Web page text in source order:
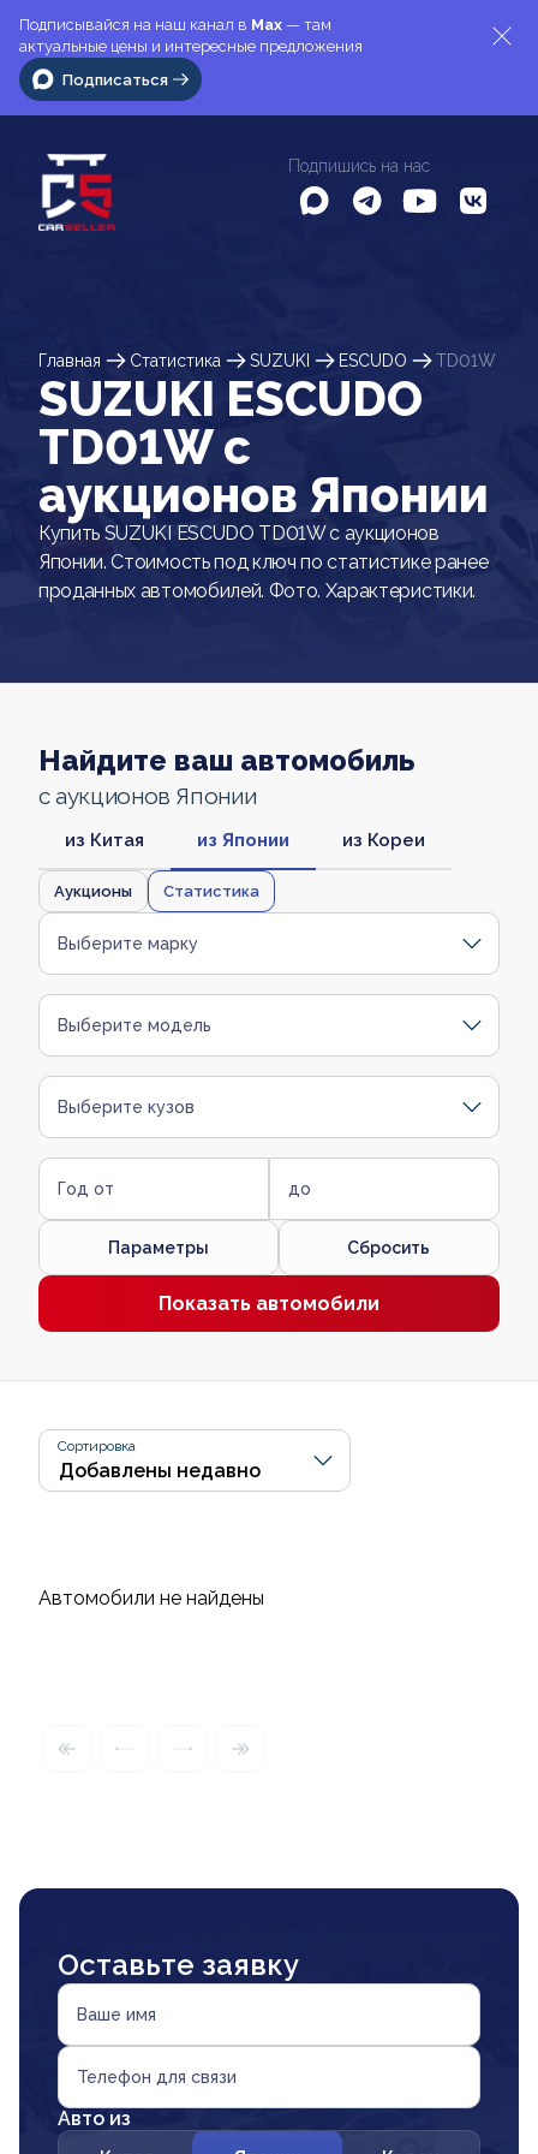
Подписывайся на наш канал в Max — там
актуальные цены и интересные предложения
Подписаться
Подпишись на нас
Главная Статистика SUZUKI ESCUDO TD01W
SUZUKI ESCUDO
TD01W c
аукционов Японии
Купить SUZUKI ESCUDO TD01W с аукционов
Японии. Стоимость под ключ по статистике ранее
проданных автомобилей. Фото. Характеристики.
Найдите ваш автомобиль
с аукционов Японии
из Китая из Японии из Кореи
Аукционы Статистика
Выберите марку
Выберите модель
Выберите кузов
Год от до
Параметры Сбросить
Показать автомобили
Сортировка
Автомобили не найдены
Оставьте заявку
Ваше имя
Телефон для связи
Авто из